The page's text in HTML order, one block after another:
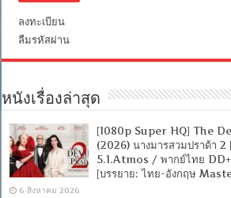
ลงทะเบียน
ลืมรหัสผ่าน
หนังเรื่องล่าสุด
[1080p Super HQ] The
(2026) นางมารสวมปราด้า 2
5.1.Atmos / พากย์ไทย
[บรรยาย: ไทย-อังกฤษ
6 สิงหาคม 2026